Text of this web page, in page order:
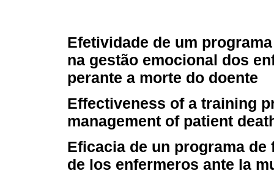
Efetividade de um
na gestão emocional dos
perante a morte do doente
Effectiveness of a training
management of patient
Eficacia de un programa
de los enfermeros ante la